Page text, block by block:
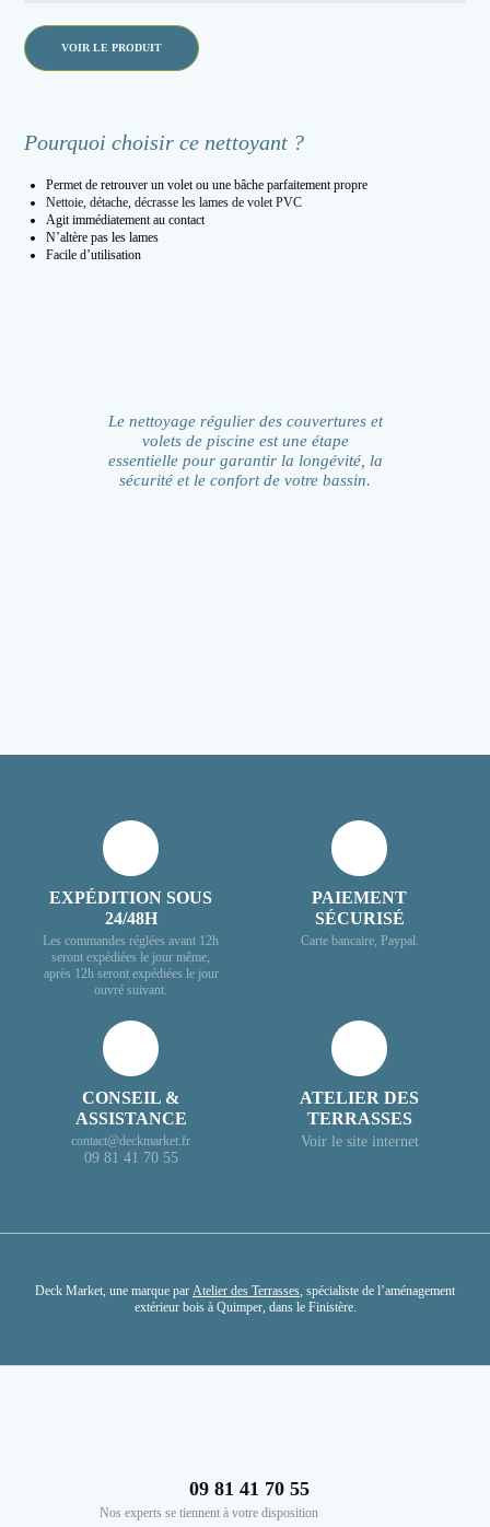
VOIR LE PRODUIT
Pourquoi choisir ce nettoyant ?
Permet de retrouver un volet ou une bâche parfaitement propre
Nettoie, détache, décrasse les lames de volet PVC
Agit immédiatement au contact
N’altère pas les lames
Facile d’utilisation
Le nettoyage régulier des couvertures et
volets de piscine est une étape
essentielle pour garantir la longévité, la
sécurité et le confort de votre bassin.
EXPÉDITION SOUS
24/48H
Les commandes réglées avant 12h
seront expédiées le jour même,
après 12h seront expédiées le jour
ouvré suivant.
PAIEMENT
SÉCURISÉ
Carte bancaire, Paypal.
CONSEIL &
ASSISTANCE
contact@deckmarket.fr
09 81 41 70 55
ATELIER DES
TERRASSES
Voir le site internet
Deck Market, une marque par Atelier des Terrasses , spécialiste de l’aménagement
extérieur bois à Quimper, dans le Finistère.
09 81 41 70 55
Nos experts se tiennent à votre disposition